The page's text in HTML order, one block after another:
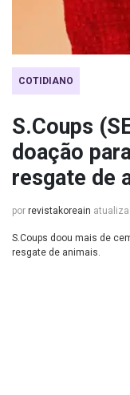
COTIDIANO
S.Coups
doação
resgate de
por revistakoreain
S.Coups doou mais de
resgate de animais.